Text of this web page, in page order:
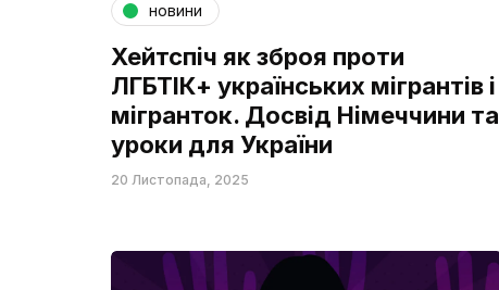
новини
Хейтспіч як зброя проти
ЛГБТІК+ українських мігрантів і
мігранток. Досвід Німеччини та
уроки для України
20 Листопада, 2025